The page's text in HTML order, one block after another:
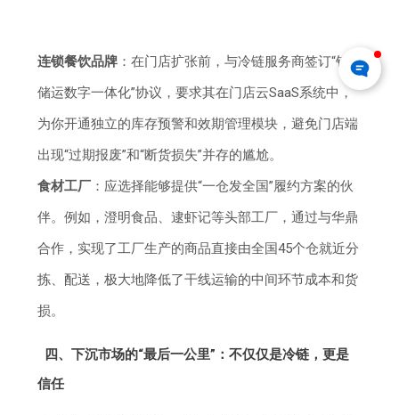
连锁餐饮品牌 ：在门店扩张前，与冷链服务商签订“销
储运数字一体化”协议，要求其在门店云SaaS系统中，
为你开通独立的库存预警和效期管理模块，避免门店端
出现“过期报废”和“断货损失”并存的尴尬。
食材工厂 ：应选择能够提供“一仓发全国”履约方案的伙
伴。例如，澄明食品、逮虾记等头部工厂，通过与华鼎
合作，实现了工厂生产的商品直接由全国45个仓就近分
拣、配送，极大地降低了干线运输的中间环节成本和货
损。
四、下沉市场的“最后一公里”：不仅仅是冷链，更是
信任